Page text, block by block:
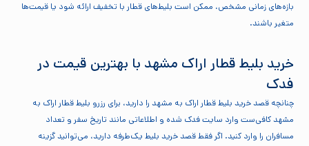
بازه‌های زمانی مشخص، ممکن است بلیط‌های قطار با تخفیف‌ ارائه شود یا قیمت‌ها
متغیر باشند.
خرید بلیط قطار اراک مشهد با بهترین قیمت در
فدک
چنانچه قصد خرید بلیط قطار اراک به مشهد را دارید، برای رزرو بلیط قطار اراک به
مشهد کافی‌ست وارد سایت فدک شده و اطلاعاتی مانند تاریخ سفر و تعداد
مسافران را وارد کنید. اگر فقط قصد خرید بلیط یک‌طرفه دارید، می‌توانید گزینه